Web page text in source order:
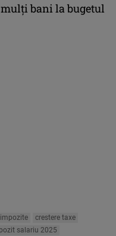
bani la bugetul
crestere taxe
salariu 2025